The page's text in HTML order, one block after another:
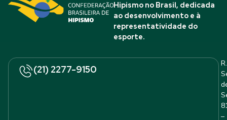
Hipismo no Brasil, dedicada
ao desenvolvimento e à
representatividade do
esporte.
(21) 2277-9150
R.
–